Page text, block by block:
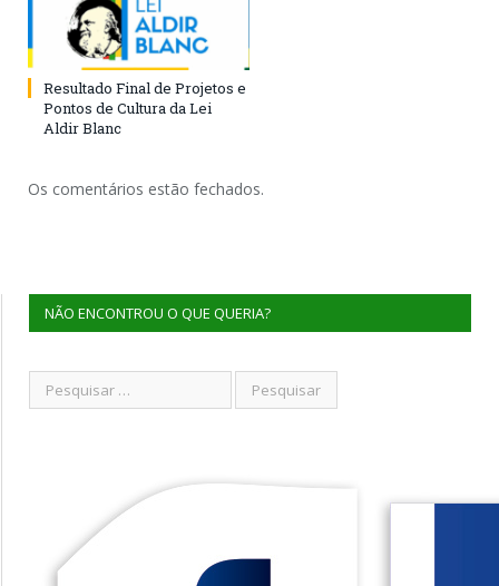
Resultado Final de Projetos e
Pontos de Cultura da Lei
Aldir Blanc
Os comentários estão fechados.
NÃO ENCONTROU O QUE QUERIA?